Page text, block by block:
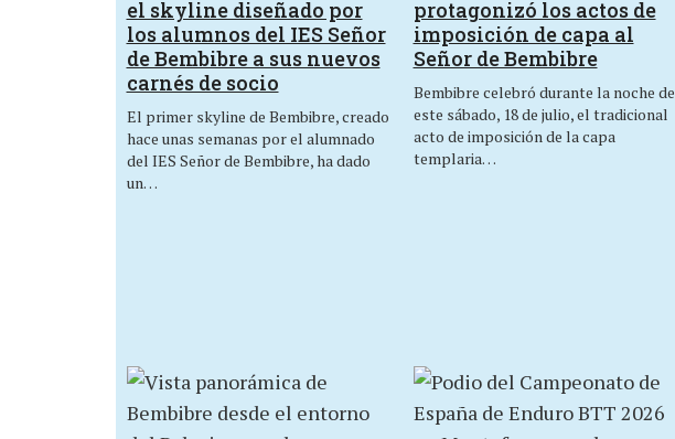
el skyline diseñado por
los alumnos del IES Señor
de Bembibre a sus nuevos
carnés de socio
El primer skyline de Bembibre, creado
hace unas semanas por el alumnado
del IES Señor de Bembibre, ha dado
un…
protagonizó los actos de
imposición de capa al
Señor de Bembibre
Bembibre celebró durante la noche de
este sábado, 18 de julio, el tradicional
acto de imposición de la capa
templaria…